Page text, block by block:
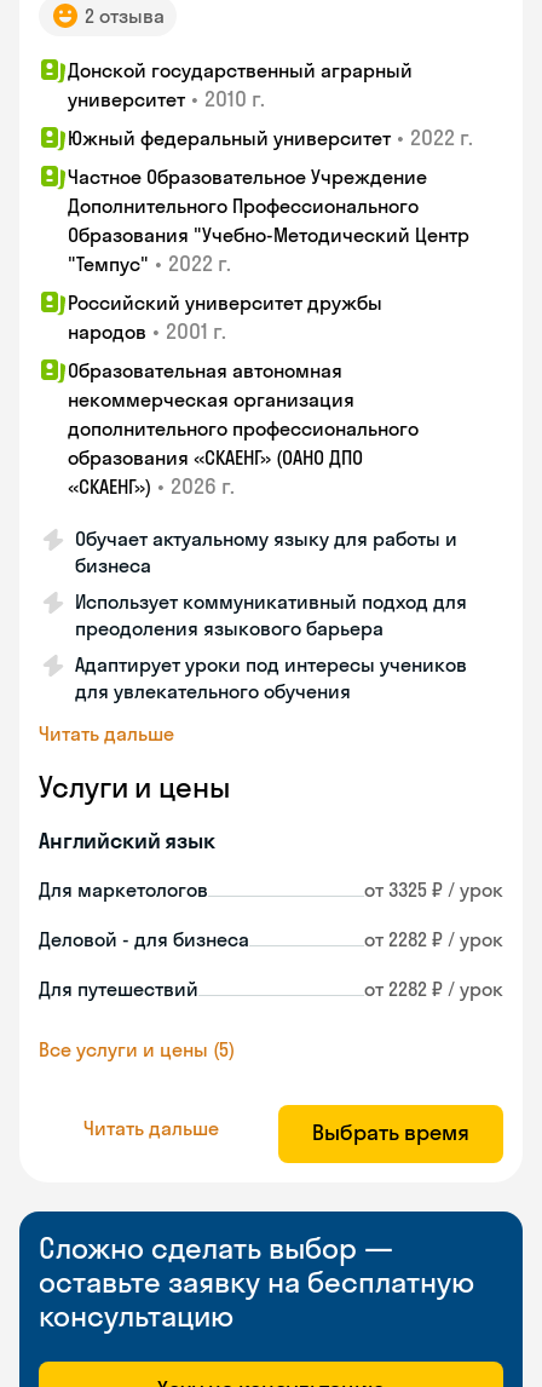
2 отзыва
Донской государственный аграрный
университет • 2010 г.
Южный федеральный университет • 2022 г.
Частное Образовательное Учреждение
Дополнительного Профессионального
Образования "Учебно-Методический Центр
"Темпус" • 2022 г.
Российский университет дружбы
народов • 2001 г.
Образовательная автономная
некоммерческая организация
дополнительного профессионального
образования «СКАЕНГ» (ОАНО ДПО
«СКАЕНГ») • 2026 г.
Обучает актуальному языку для работы и
бизнеса
Использует коммуникативный подход для
преодоления языкового барьера
Адаптирует уроки под интересы учеников
для увлекательного обучения
Читать дальше
Услуги и цены
Английский язык
Для маркетологов от 3325 ₽ / урок
Деловой - для бизнеса от 2282 ₽ / урок
Для путешествий от 2282 ₽ / урок
Все услуги и цены (5)
Читать дальше Выбрать время
Сложно сделать выбор —
оставьте заявку на бесплатную
консультацию